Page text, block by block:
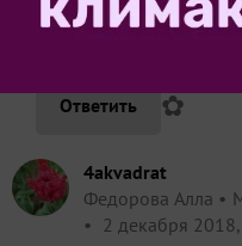
Марина, благодарю!
Ответить ✿
4akvadrat
Федорова Алла
2 декабря